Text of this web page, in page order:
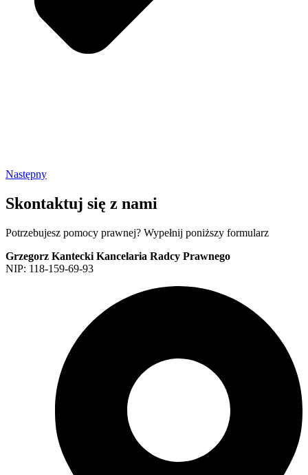
Następny
Skontaktuj się z nami
Potrzebujesz pomocy prawnej? Wypełnij poniższy formularz
Grzegorz Kantecki Kancelaria Radcy Prawnego
NIP: 118-159-69-93